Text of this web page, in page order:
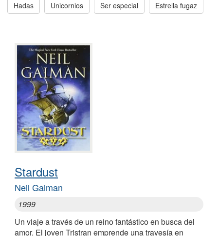
Hadas Unicornios Ser especial Estrella fugaz
Stardust
Neil Gaiman
1999
Un viaje a través de un reino fantástico en busca del
amor. El joven Tristran emprende una travesía en